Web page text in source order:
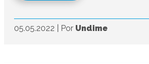
05.05.2022 Por Undime